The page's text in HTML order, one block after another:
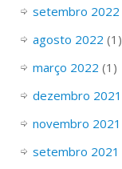
setembro 2022
agosto 2022 (1)
março 2022 (1)
dezembro 2021
novembro 2021
setembro 2021